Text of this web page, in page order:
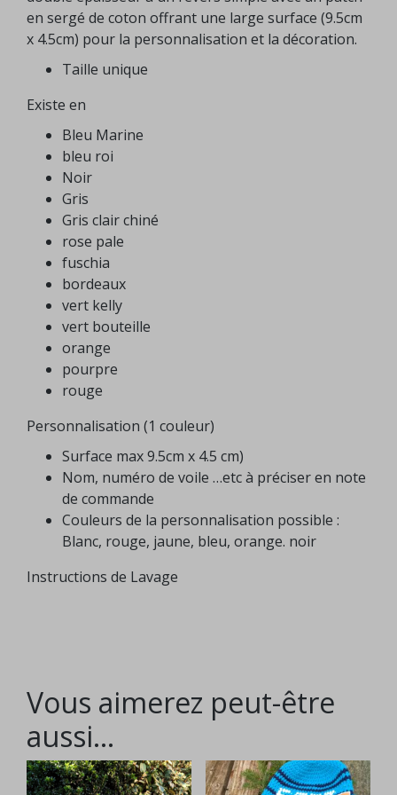
en sergé de coton offrant une large surface (9.5cm
x 4.5cm) pour la personnalisation et la décoration.
Taille unique
Existe en
Bleu Marine
bleu roi
Noir
Gris
Gris clair chiné
rose pale
fuschia
bordeaux
vert kelly
vert bouteille
orange
pourpre
rouge
Personnalisation (1 couleur)
Surface max 9.5cm x 4.5 cm)
Nom, numéro de voile …etc à préciser en note
de commande
Couleurs de la personnalisation possible :
Blanc, rouge, jaune, bleu, orange. noir
Instructions de Lavage
Vous aimerez peut-être
aussi…